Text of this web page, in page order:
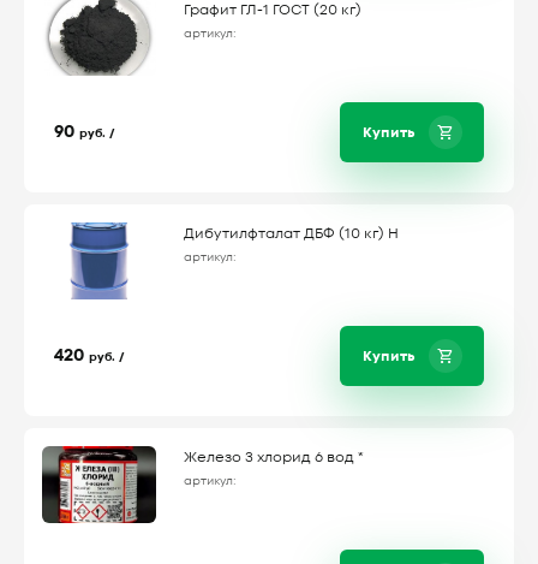
Графит ГЛ-1 ГОСТ (20 кг)
артикул:
90 руб. / Купить
Дибутилфталат ДБФ (10 кг) Н
артикул:
420 руб. / Купить
Железо 3 хлорид 6 вод *
артикул: